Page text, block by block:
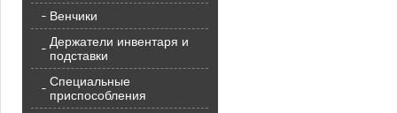
Венчики
Держатели инвентаря и
подставки
Специальные
приспособления